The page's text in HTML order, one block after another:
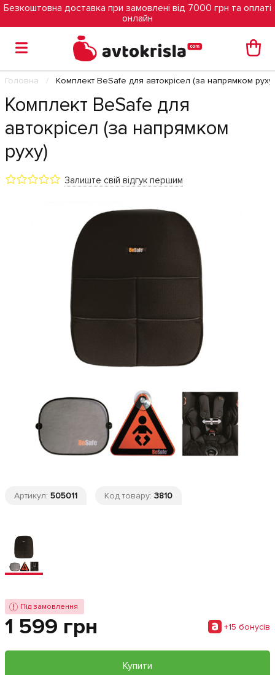
Безкоштовна доставка при замовлені від 7000 грн та оплаті
онлайн
Головна Комплект BeSafe для автокрісел (за напрямком руху)
Комплект BeSafe для
автокрісел (за напрямком
руху)
Залиште свій відгук першим
Артикул: 505011 Код товару: 3810
Під замовлення
1 599 грн +15 бонусiв
Купити